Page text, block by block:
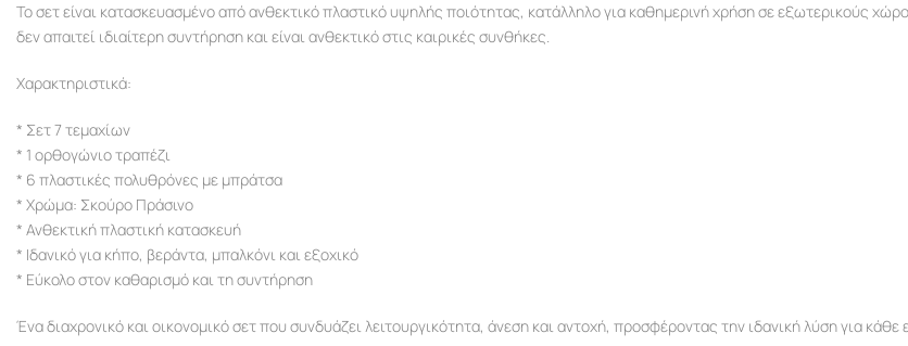
Το σετ είναι κατασκευασμένο από ανθεκτικό πλαστικό υψηλής ποιότητας, κατάλληλο για καθημερινή χρήση σε εξωτερικούς
δεν απαιτεί ιδιαίτερη συντήρηση και είναι ανθεκτικό στις καιρικές συνθήκες.
Χαρακτηριστικά:
* Σετ 7 τεμαχίων
* 1 ορθογώνιο τραπέζι
* 6 πλαστικές πολυθρόνες με μπράτσα
* Χρώμα: Σκούρο Πράσινο
* Ανθεκτική πλαστική κατασκευή
* Ιδανικό για κήπο, βεράντα, μπαλκόνι και εξοχικό
* Εύκολο στον καθαρισμό και τη συντήρηση
Ένα διαχρονικό και οικονομικό σετ που συνδυάζει λειτουργικότητα, άνεση και αντοχή, προσφέροντας την ιδανική λύση για